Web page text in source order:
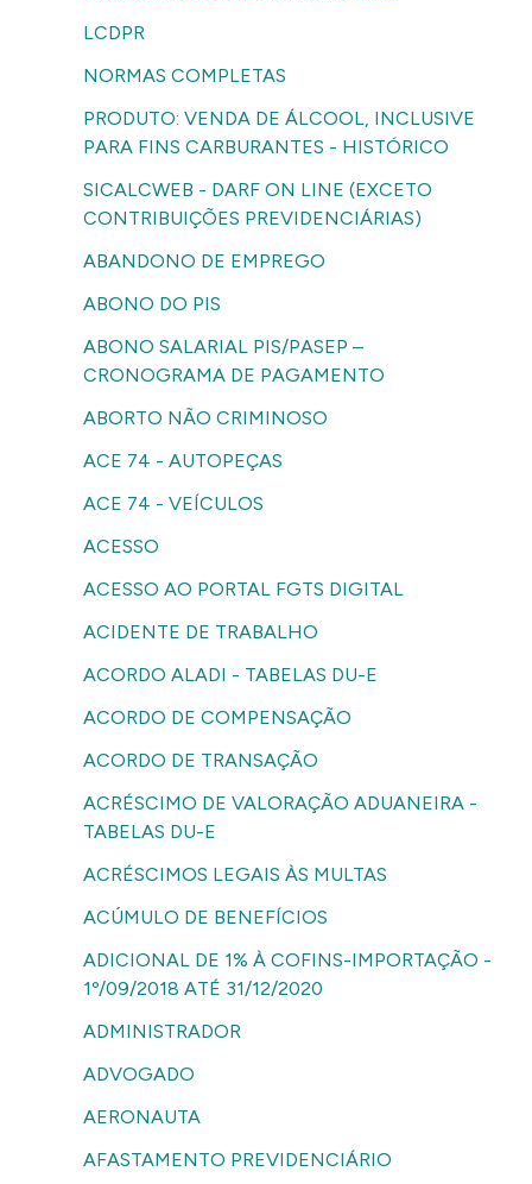
LCDPR
NORMAS COMPLETAS
PRODUTO: VENDA DE ÁLCOOL, INCLUSIVE
PARA FINS CARBURANTES - HISTÓRICO
SICALCWEB - DARF ON LINE (EXCETO
CONTRIBUIÇÕES PREVIDENCIÁRIAS)
ABANDONO DE EMPREGO
ABONO DO PIS
ABONO SALARIAL PIS/PASEP –
CRONOGRAMA DE PAGAMENTO
ABORTO NÃO CRIMINOSO
ACE 74 - AUTOPEÇAS
ACE 74 - VEÍCULOS
ACESSO
ACESSO AO PORTAL FGTS DIGITAL
ACIDENTE DE TRABALHO
ACORDO ALADI - TABELAS DU-E
ACORDO DE COMPENSAÇÃO
ACORDO DE TRANSAÇÃO
ACRÉSCIMO DE VALORAÇÃO ADUANEIRA -
TABELAS DU-E
ACRÉSCIMOS LEGAIS ÀS MULTAS
ACÚMULO DE BENEFÍCIOS
ADICIONAL DE 1% À COFINS-IMPORTAÇÃO -
1º/09/2018 ATÉ 31/12/2020
ADMINISTRADOR
ADVOGADO
AERONAUTA
AFASTAMENTO PREVIDENCIÁRIO